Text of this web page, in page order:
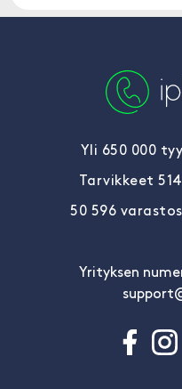
Yli 650 000
Tarvikkeet
50 596
Yrityksen